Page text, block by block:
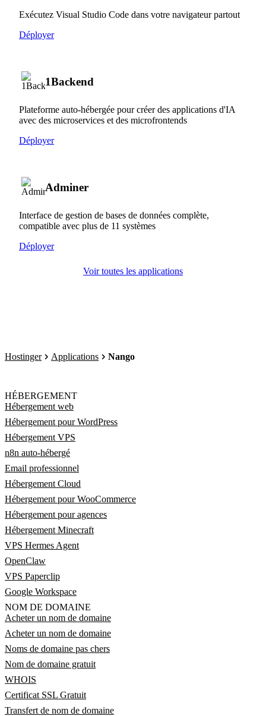
Exécutez Visual Studio Code dans votre navigateur partout
Déployer
1Backend
Plateforme auto-hébergée pour créer des applications d'IA
avec des microservices et des microfrontends
Déployer
Adminer
Interface de gestion de bases de données complète,
compatible avec plus de 11 systèmes
Déployer
Voir toutes les applications
Hostinger Applications Nango
HÉBERGEMENT
Hébergement web
Hébergement pour WordPress
Hébergement VPS
n8n auto-hébergé
Email professionnel
Hébergement Cloud
Hébergement pour WooCommerce
Hébergement pour agences
Hébergement Minecraft
VPS Hermes Agent
OpenClaw
VPS Paperclip
Google Workspace
NOM DE DOMAINE
Acheter un nom de domaine
Acheter un nom de domaine
Noms de domaine pas chers
Nom de domaine gratuit
WHOIS
Certificat SSL Gratuit
Transfert de nom de domaine